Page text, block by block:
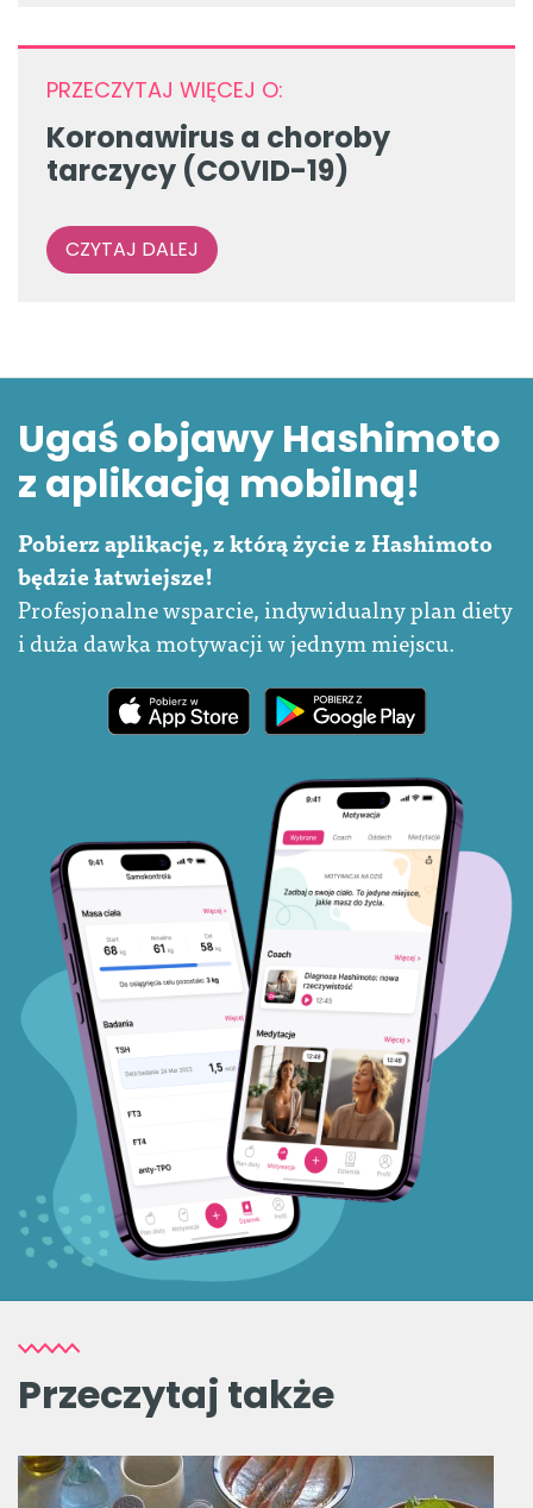
PRZECZYTAJ WIĘCEJ O:
Koronawirus a choroby
tarczycy (COVID-19)
CZYTAJ DALEJ
Ugaś objawy Hashimoto
z aplikacją mobilną!
Pobierz aplikację, z którą życie z Hashimoto
będzie łatwiejsze!
Profesjonalne wsparcie, indywidualny plan diety
i duża dawka motywacji w jednym miejscu.
Przeczytaj także